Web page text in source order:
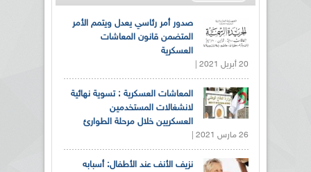
صدور أمر رئاسي يعدل ويتمم الأمر
المتضمن قانون المعاشات
العسكرية
20 أبريل 2021 |
المعاشات العسكرية : تسوية نهائية
لانشغالات المستخدمين
العسكريين خلال مرحلة الطوارئ
26 مارس 2021 |
نزيف الأنف عند الأطفال: أسبابه